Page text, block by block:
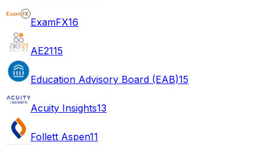
ExamFX16
AE2115
Education Advisory Board (EAB)15
Acuity Insights13
Follett Aspen11